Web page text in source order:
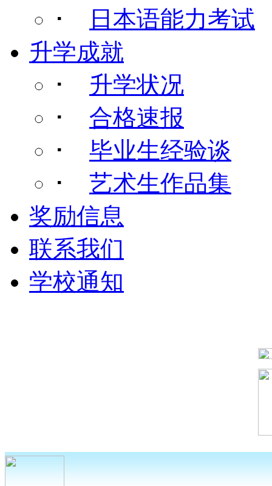
･
日本语能力考试
升学成就
･ 升学状况
･ 合格速报
･ 毕业生经验谈
･ 艺术生作品集
奖励信息
联系我们
学校通知